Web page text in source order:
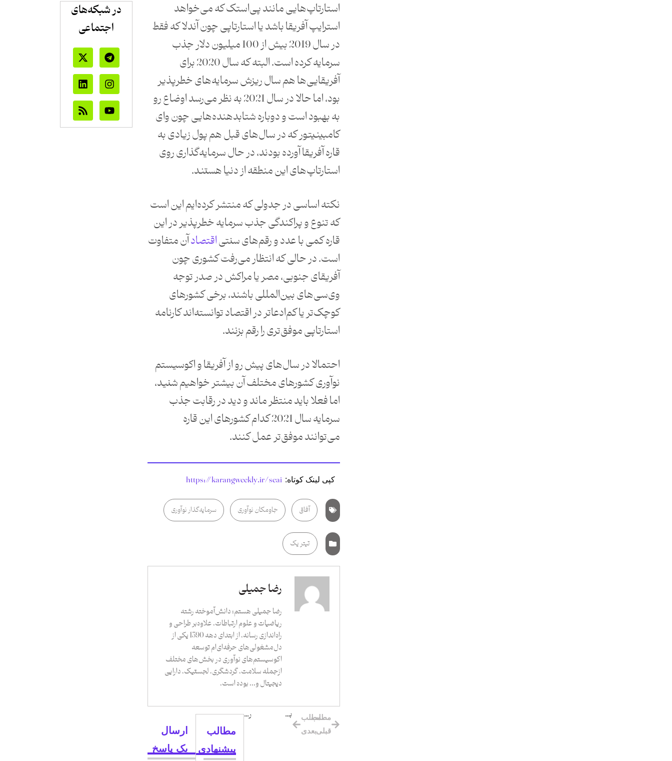
استارتاپ‌هایی مانند پی‌استک که می‌خواهد
استرایپ آفریقا باشد یا استارتاپی چون آندلا که فقط
در سال 2019 بیش از 100 میلیون دلار جذب
سرمایه کرده است. البته که سال 2020 برای
آفریقایی‌ها هم سال ریزش سرمایه‌های خطرپذیر
بود، اما حالا در سال 2021 به نظر می‌رسد اوضاع رو
به بهبود است و دوباره شتابدهنده‌هایی چون وای
کامبینیتور که در سال‌های قبل هم پول زیادی به
قاره آفریقا آورده بودند، در حال سرمایه‌‌گذاری روی
استارتاپ‌های این منطقه از دنیا هستند.
نکته اساسی در جدولی که منتشر کرده‌ایم این است
که تنوع و پراکندگی جذب سرمایه خطرپذیر در این
قاره کمی با عدد و رقم‌های سنتیاقتصادآن متفاوت
است. در حالی که انتظار می‌رفت کشوری چون
آفریقای جنوبی، مصر یا مراکش در صدر توجه
وی‌سی‌های بین‌المللی باشند، برخی کشورهای
کوچک‌تر یا کم‌ادعاتر در اقتصاد توانسته‌اند کارنامه
استارتاپی موفق‌تری را رقم بزنند.
احتمالا در سال‌های پیش‌ رو از آفریقا و اکوسیستم
نوآوری کشورهای مختلف آن بیشتر خواهیم شنید،
اما فعلا باید منتظر ماند و دید در رقابت جذب
سرمایه سال 2021 کدام کشورهای این قاره
می‌توانند موفق‌تر عمل کنند.
کپی لینک کوتاه: https://karangweekly.ir/seai
آفاق جاومکان نوآوری سرمایه‌گذار نوآوری
تیتر یک
رضا جمیلی
رضا جمیلی هستم؛ دانش‌آموخته رشته
ریاضیات و علوم ارتباطات. علاوه‌بر طراحی و
راه‌اندازی رسانه، از ابتدای دهه 1390 یکی از
دل‌مشغولی‌های حرفه‌ای‌ام توسعه
اکوسیستم‌های نوآوری در بخش‌های مختلف
ازجمله سلامت، گردشگری، لجستیک، دارایی
دیجیتال و... بوده است.
مطلب
قبلی
مطلب
بعدی
برنامه فناپ برای زندگی هوشمند رویداد دوشنبه استارتاپی
مطالب
پیشنهادی
ارسال
یک پاسخ
در شبکه‌های
اجتماعی